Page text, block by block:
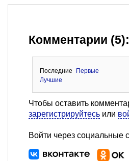
Комментарии (5):
Последние
Первые
Лучшие
Чтобы оставить
зарегистрируйтесь или
Войти через социальные